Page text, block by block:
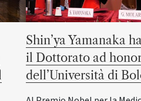
Shin’ya Yamanaka
il Dottorato ad
dell’Università di